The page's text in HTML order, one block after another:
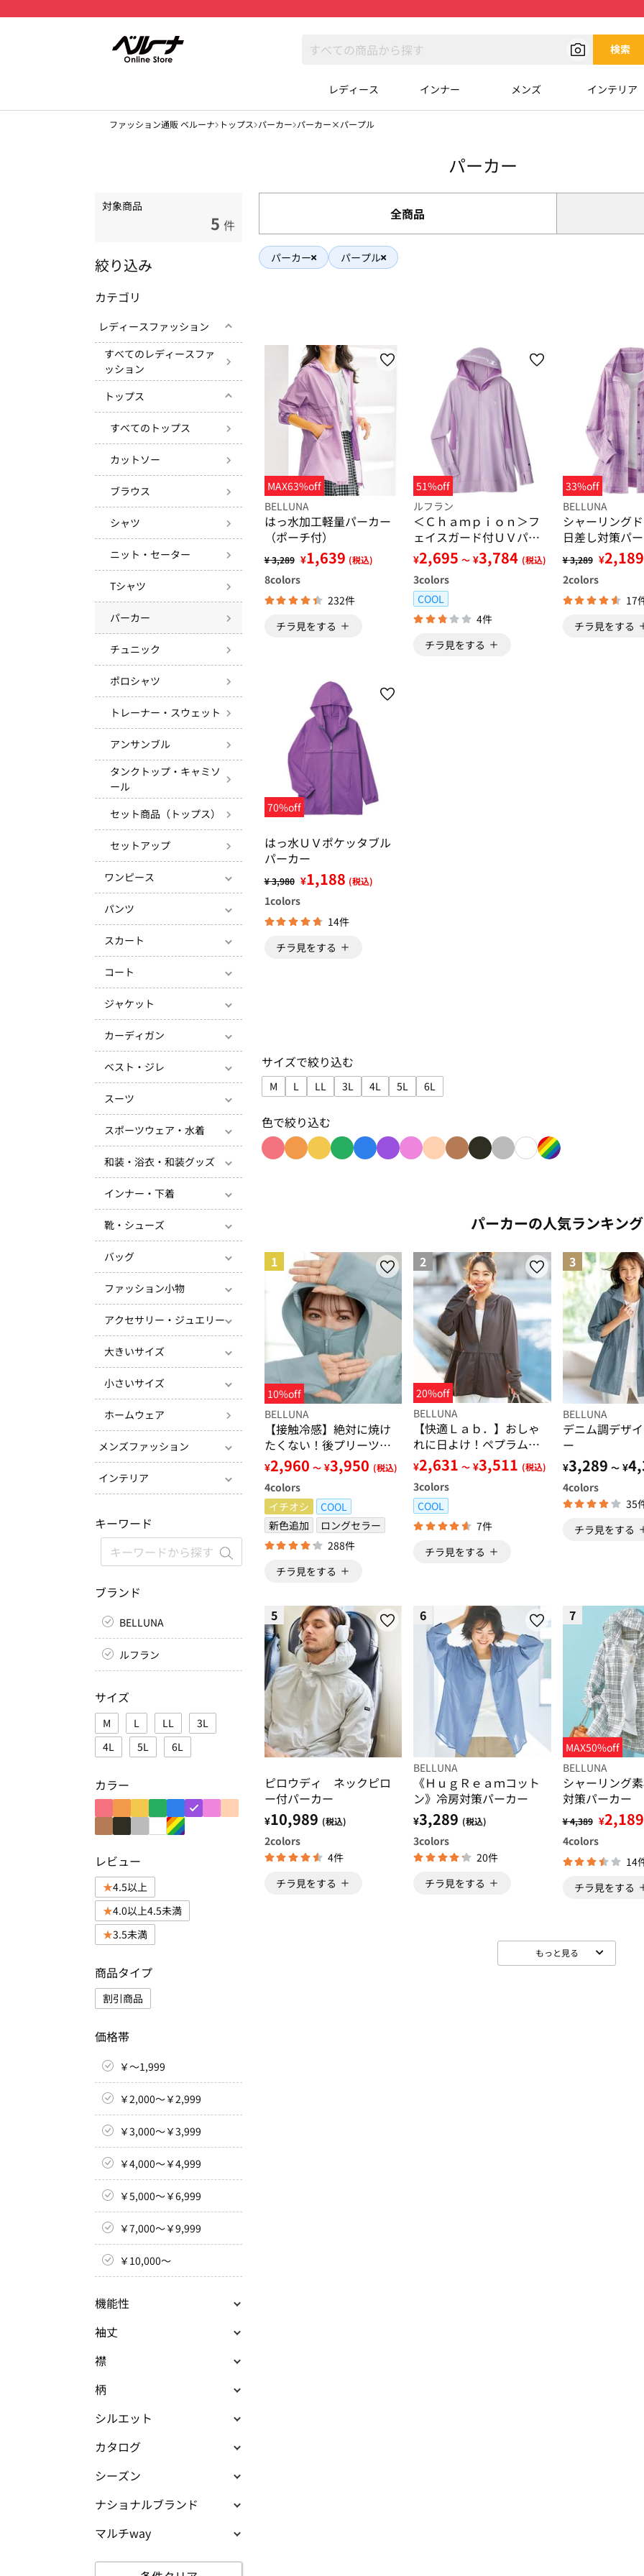
検索
レディース インナー メンズ インテリア
ファッション通販 ベルーナ トップス パーカー パーカー×パープル
パーカー
対象商品
5 件
絞り込み
カテゴリ
レディースファッション
すべてのレディースファ
ッション
トップス
すべてのトップス
カットソー
ブラウス
シャツ
ニット・セーター
Tシャツ
パーカー
チュニック
ポロシャツ
トレーナー・スウェット
アンサンブル
タンクトップ・キャミソ
ール
セット商品（トップス）
セットアップ
ワンピース
パンツ
スカート
コート
ジャケット
カーディガン
ベスト・ジレ
スーツ
スポーツウェア・水着
和装・浴衣・和装グッズ
インナー・下着
靴・シューズ
バッグ
ファッション小物
アクセサリー・ジュエリー
大きいサイズ
小さいサイズ
ホームウェア
メンズファッション
インテリア
キーワード
ブランド
BELLUNA
ルフラン
サイズ
M L LL
3L
4L
5L 6L
カラー
レビュー
4.5以上
4.0以上4.5未満
3.5未満
商品タイプ
割引商品
価格帯
￥～1,999
￥2,000～￥2,999
￥3,000～￥3,999
￥4,000～￥4,999
￥5,000～￥6,999
￥7,000～￥9,999
￥10,000～
機能性
袖丈
襟
柄
シルエット
カタログ
シーズン
ナショナルブランド
マルチway
全商品
パーカー パープル
MAX63%off
BELLUNA
はっ水加工軽量パーカー
（ポーチ付）
¥ 3,289 ¥1,639 (税込)
8colors
232件
チラ見をする
51%off
ルフラン
＜Ｃｈａｍｐｉｏｎ＞フ
ェイスガード付ＵＶパー
カー
¥2,695 ～ ¥3,784 (税込)
3colors
COOL
4件
チラ見をする
33%off
BELLUNA
シャーリング
日差し対策パ
¥ 3,289 ¥2,189
2colors
17
チラ見をする
70%off
はっ水ＵＶポケッタブル
パーカー
¥ 3,980 ¥1,188 (税込)
1colors
14件
チラ見をする
サイズで絞り込む
M
サイズで絞り込み: M
L
サイズで絞り込み: L
LL
サイズで絞り込み: LL
3L
サイズで絞り込み: 3L
4L
サイズで絞り込み: 4L
5L
サイズで絞り込み: 5L
6L
サイズで絞り込み: 6L
色で絞り込む
パーカーの人気ランキング
1
10%off
BELLUNA
【接触冷感】絶対に焼け
たくない！後プリーツＵ
Ｖパーカー
¥2,960 ～ ¥3,950 (税込)
4colors
イチオシ
COOL
新色追加
ロングセラー
288件
チラ見をする
2
20%off
BELLUNA
【快適Ｌａｂ．】おしゃ
れに日よけ！ペプラム切
替ＵＶパーカー
¥2,631 ～ ¥3,511 (税込)
3colors
COOL
7件
チラ見をする
3
BELLUNA
デニム調デザ
ー
¥3,289 ～ ¥
4colors
35
チラ見をする
5
ピロウディ ネックピロ
ー付パーカー
¥10,989 (税込)
2colors
4件
チラ見をする
6
BELLUNA
《ＨｕｇＲｅａｍコット
ン》冷房対策パーカー
¥3,289 (税込)
3colors
20件
チラ見をする
7
MAX50%off
BELLUNA
シャーリング
対策パーカー
¥ 4,389 ¥2,189
4colors
14
チラ見をする
もっと見る